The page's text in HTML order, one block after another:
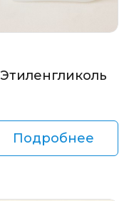
Этиленгликоль
Подробнее